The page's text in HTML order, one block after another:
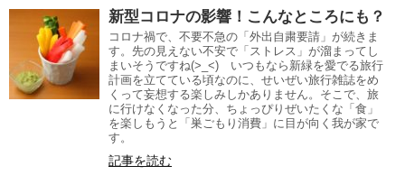
新型コロナの影響！こんなところにも？
コロナ禍で、不要不急の「外出自粛要請」が続きま
す。先の見えない不安で「ストレス」が溜まってし
まいそうですね(>_<) いつもなら新緑を愛でる旅行
計画を立てている頃なのに、せいぜい旅行雑誌をめ
くって妄想する楽しみしかありません。そこで、旅
に行けなくなった分、ちょっぴりぜいたくな「食」
を楽しもうと「巣ごもり消費」に目が向く我が家で
す。
記事を読む